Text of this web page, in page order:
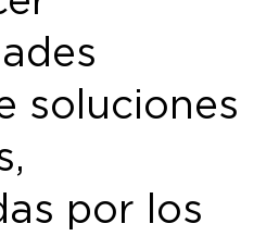
soluciones
por los